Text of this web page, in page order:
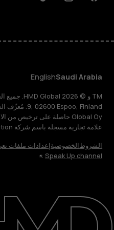
حول
الدعم
Saudi Arabia
English
علامة تجارية مسجلة باسم شركة Nokia Corporation.
الشروطالخصوصيةإعدادات ملفات
Speak Up channel